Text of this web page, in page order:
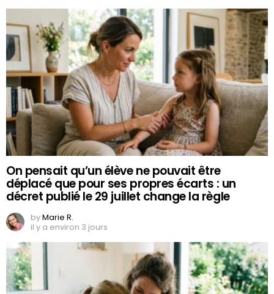
On pensait qu’un élève ne pouvait être
déplacé que pour ses propres écarts : un
décret publié le 29 juillet change la règle
byMarie R.
il y a environ 3 jours